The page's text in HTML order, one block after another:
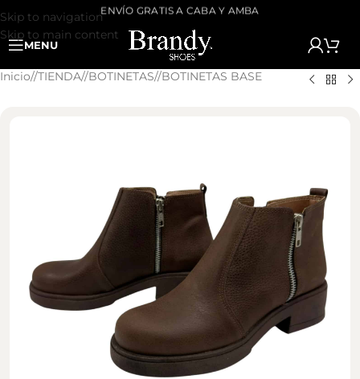
Skip to navigation
Skip to main content
ENVÍO GRATIS A CABA Y AMBA
MENU
Inicio/ TIENDA/ BOTINETAS/ BOTINETAS BASE